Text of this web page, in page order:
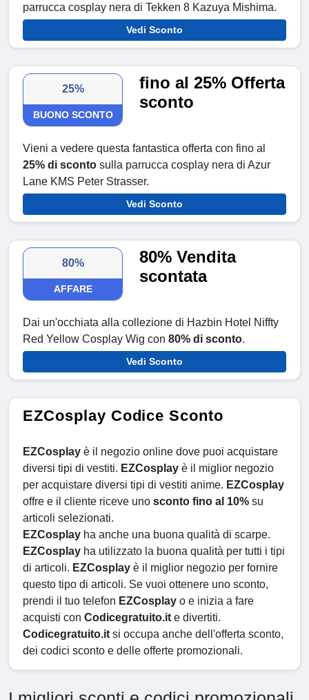
parrucca cosplay nera di Tekken 8 Kazuya Mishima.
Vedi Sconto
25%
BUONO SCONTO
fino al 25% Offerta
sconto
Vieni a vedere questa fantastica offerta con fino al
25% di sconto sulla parrucca cosplay nera di Azur
Lane KMS Peter Strasser.
Vedi Sconto
80%
AFFARE
80% Vendita
scontata
Dai un'occhiata alla collezione di Hazbin Hotel Niffty
Red Yellow Cosplay Wig con 80% di sconto.
Vedi Sconto
EZCosplay Codice Sconto
EZCosplay è il negozio online dove puoi acquistare
diversi tipi di vestiti. EZCosplay è il miglior negozio
per acquistare diversi tipi di vestiti anime. EZCosplay
offre e il cliente riceve uno sconto fino al 10% su
articoli selezionati.
EZCosplay ha anche una buona qualità di scarpe.
EZCosplay ha utilizzato la buona qualità per tutti i tipi
di articoli. EZCosplay è il miglior negozio per fornire
questo tipo di articoli. Se vuoi ottenere uno sconto,
prendi il tuo telefon EZCosplay o e inizia a fare
acquisti con Codicegratuito.it e divertiti.
Codicegratuito.it si occupa anche dell'offerta sconto,
dei codici sconto e delle offerte promozionali.